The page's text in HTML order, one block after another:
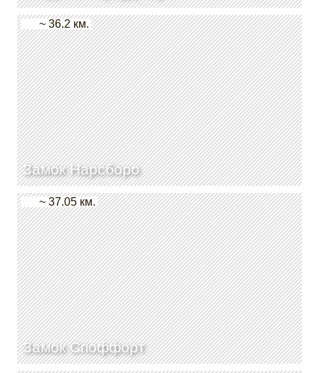
Замок Нарсборо
~ 36.2 км.
Замок Споффорт
~ 37.05 км.